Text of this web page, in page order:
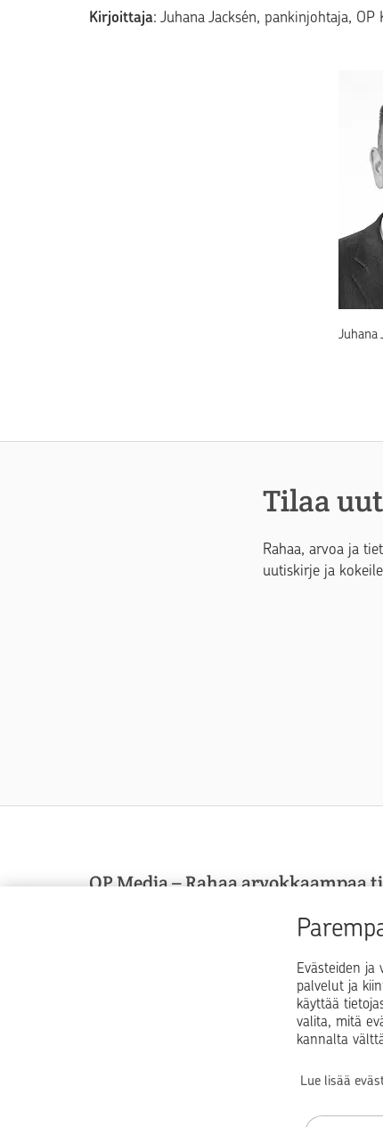
Evästeiden ja
palvelut ja
käyttää
valita, mitä
kannalta
Lue lisää
Kirjoittaja: Juhana Jacksén, pankinjohtaja, OP
Juhana
Tilaa
Rahaa, arvoa ja
uutiskirje ja
OP Media – Rahaa arvokkaampaa
OP Media on OP Pohjolan asiakasmedia,
arvokkaampaa tietoa arkeen, elämän